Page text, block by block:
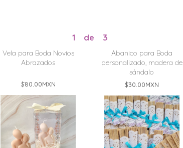
1 de 3
Vela para Boda Novios
Abrazados
$80.00MXN
Abanico para Boda
personalizado, madera de
sándalo
$30.00MXN